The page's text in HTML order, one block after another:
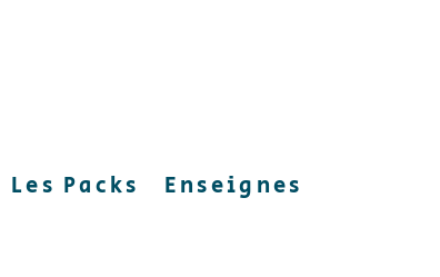
Les Packs Enseignes